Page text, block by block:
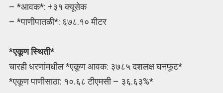
– *आवक*: +३१ क्यूसेक
– *पाणीपातळी*: ६७८.१० मीटर
*एकूण स्थिती*
चारही धरणांमधील *एकूण आवक: ३७८५ दशलक्ष घनफूट*
*एकूण पाणीसाठा: १०.६८ टीएमसी – ३६.६३%*